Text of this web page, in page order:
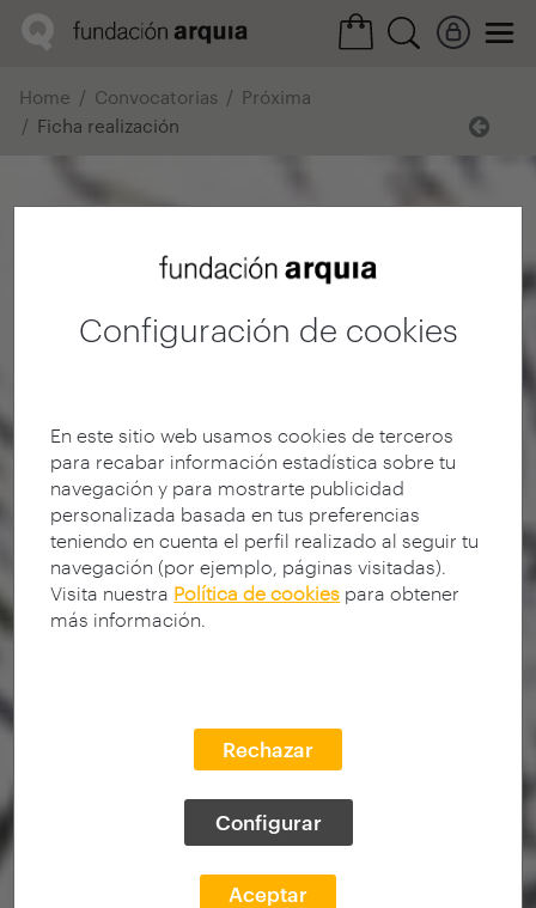
Configuración de cookies
En este sitio web usamos cookies de terceros
para recabar información estadística sobre tu
navegación y para mostrarte publicidad
personalizada basada en tus preferencias
teniendo en cuenta el perfil realizado al seguir tu
navegación (por ejemplo, páginas visitadas).
Visita nuestra Política de cookies para obtener
más información.
Rechazar
Configurar
Aceptar
Home Convocatorias
Próxima
Ficha realización